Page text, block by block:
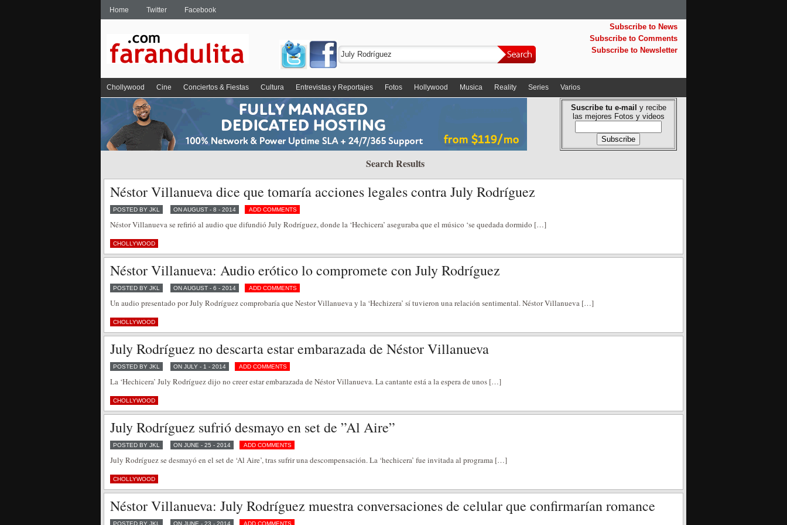
Home Twitter Facebook
Subscribe to News
Subscribe to Comments
Subscribe to Newsletter
Chollywood Cine Conciertos & Fiestas Cultura Entrevistas y Reportajes Fotos Hollywood Musica Reality Series Varios
Suscribe tu e-mail y recibe
las mejores Fotos y videos
Search Results
Néstor Villanueva dice que tomaría acciones legales contra July Rodríguez
POSTED BY JKL ON AUGUST - 8 - 2014 ADD COMMENTS
Néstor Villanueva se refirió al audio que difundió July Rodríguez, donde la ‘Hechicera’ aseguraba que el músico ‘se quedada dormido […]
CHOLLYWOOD
Néstor Villanueva: Audio erótico lo compromete con July Rodríguez
POSTED BY JKL ON AUGUST - 6 - 2014 ADD COMMENTS
Un audio presentado por July Rodríguez comprobaría que Nestor Villanueva y la ‘Hechizera’ sí tuvieron una relación sentimental. Néstor Villanueva […]
CHOLLYWOOD
July Rodríguez no descarta estar embarazada de Néstor Villanueva
POSTED BY JKL ON JULY - 1 - 2014 ADD COMMENTS
La ‘Hechicera’ July Rodríguez dijo no creer estar embarazada de Néstor Villanueva. La cantante está a la espera de unos […]
CHOLLYWOOD
July Rodríguez sufrió desmayo en set de ”Al Aire”
POSTED BY JKL ON JUNE - 25 - 2014 ADD COMMENTS
July Rodríguez se desmayó en el set de ‘Al Aire’, tras sufrir una descompensación. La ‘hechicera’ fue invitada al programa […]
CHOLLYWOOD
Néstor Villanueva: July Rodríguez muestra conversaciones de celular que confirmarían romance
POSTED BY JKL ON JUNE - 23 - 2014 ADD COMMENTS